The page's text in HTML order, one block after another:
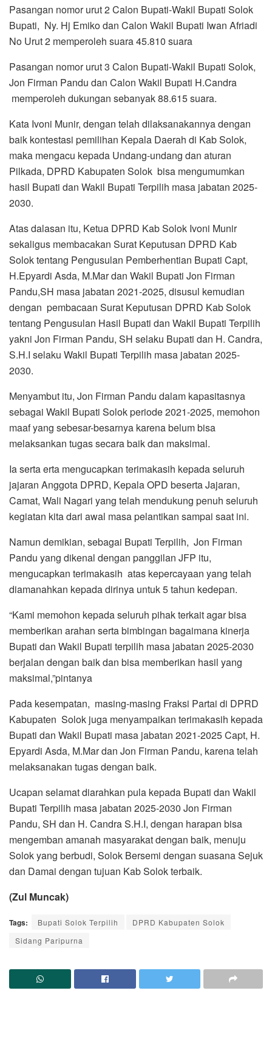
Pasangan nomor urut 2 Calon Bupati-Wakil Bupati Solok
Bupati, Ny. Hj Emiko dan Calon Wakil Bupati Iwan Afriadi
No Urut 2 memperoleh suara 45.810 suara
Pasangan nomor urut 3 Calon Bupati-Wakil Bupati Solok,
Jon Firman Pandu dan Calon Wakil Bupati H.Candra
memperoleh dukungan sebanyak 88.615 suara.
Kata Ivoni Munir, dengan telah dilaksanakannya dengan
baik kontestasi pemilihan Kepala Daerah di Kab Solok,
maka mengacu kepada Undang-undang dan aturan
Pilkada, DPRD Kabupaten Solok bisa mengumumkan
hasil Bupati dan Wakil Bupati Terpilih masa jabatan 2025-
2030.
Atas dalasan itu, Ketua DPRD Kab Solok Ivoni Munir
sekaligus membacakan Surat Keputusan DPRD Kab
Solok tentang Pengusulan Pemberhentian Bupati Capt,
H.Epyardi Asda, M.Mar dan Wakil Bupati Jon Firman
Pandu,SH masa jabatan 2021-2025, disusul kemudian
dengan pembacaan Surat Keputusan DPRD Kab Solok
tentang Pengusulan Hasil Bupati dan Wakil Bupati Terpilih
yakni Jon Firman Pandu, SH selaku Bupati dan H. Candra,
S.H.I selaku Wakil Bupati Terpilih masa jabatan 2025-
2030.
Menyambut itu, Jon Firman Pandu dalam kapasitasnya
sebagai Wakil Bupati Solok periode 2021-2025, memohon
maaf yang sebesar-besarnya karena belum bisa
melaksankan tugas secara baik dan maksimal.
Ia serta erta mengucapkan terimakasih kepada seluruh
jajaran Anggota DPRD, Kepala OPD beserta Jajaran,
Camat, Wali Nagari yang telah mendukung penuh seluruh
kegiatan kita dari awal masa pelantikan sampai saat ini.
Namun demikian, sebagai Bupati Terpilih, Jon Firman
Pandu yang dikenal dengan panggilan JFP itu,
mengucapkan terimakasih atas kepercayaan yang telah
diamanahkan kepada dirinya untuk 5 tahun kedepan.
“Kami memohon kepada seluruh pihak terkait agar bisa
memberikan arahan serta bimbingan bagaimana kinerja
Bupati dan Wakil Bupati terpilih masa jabatan 2025-2030
berjalan dengan baik dan bisa memberikan hasil yang
maksimal,”pintanya
Pada kesempatan, masing-masing Fraksi Partai di DPRD
Kabupaten Solok juga menyampaikan terimakasih kepada
Bupati dan Wakil Bupati masa jabatan 2021-2025 Capt, H.
Epyardi Asda, M.Mar dan Jon Firman Pandu, karena telah
melaksanakan tugas dengan baik.
Ucapan selamat diarahkan pula kepada Bupati dan Wakil
Bupati Terpilih masa jabatan 2025-2030 Jon Firman
Pandu, SH dan H. Candra S.H.I, dengan harapan bisa
mengemban amanah masyarakat dengan baik, menuju
Solok yang berbudi, Solok Bersemi dengan suasana Sejuk
dan Damai dengan tujuan Kab Solok terbaik.
(Zul Muncak)
Tags: Bupati Solok Terpilih
DPRD Kabupaten Solok
Sidang Paripurna